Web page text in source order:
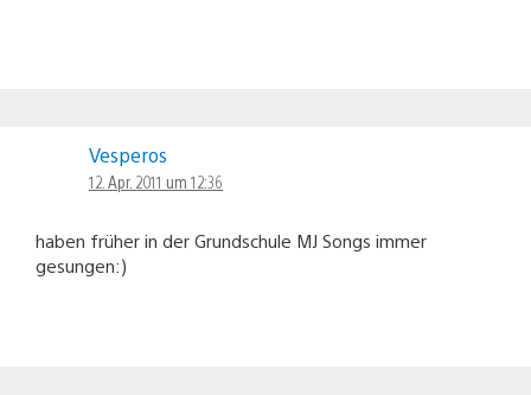
Vesperos
12. Apr. 2011 um 12:36
haben früher in der Grundschule MJ Songs immer
gesungen:)